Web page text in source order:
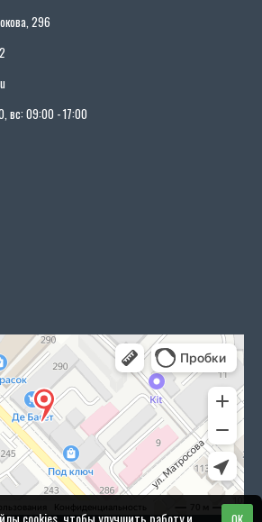
296
вс: 09:00 - 17:00
cookies, чтобы улучшить работу и